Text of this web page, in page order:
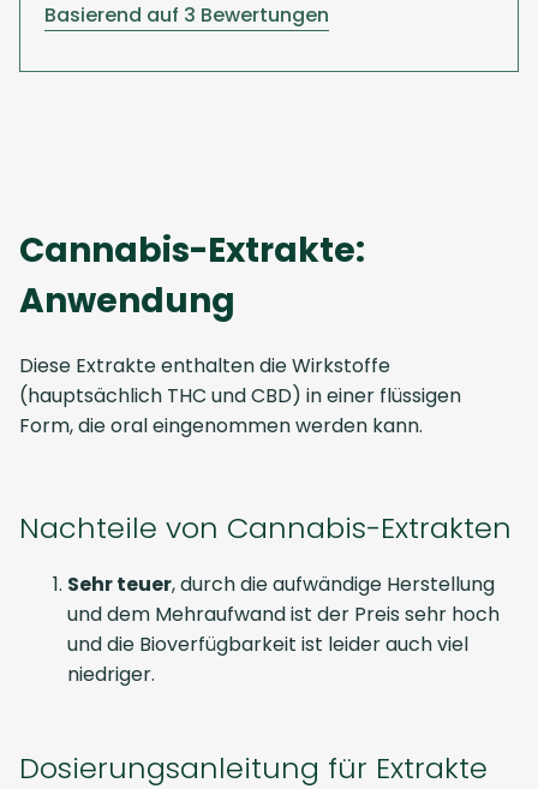
Basierend auf 3 Bewertungen
Cannabis-Extrakte:
Anwendung
Diese Extrakte enthalten die Wirkstoffe
(hauptsächlich THC und CBD) in einer flüssigen
Form, die oral eingenommen werden kann.
Nachteile von Cannabis-Extrakten
Sehr teuer, durch die aufwändige Herstellung
und dem Mehraufwand ist der Preis sehr hoch
und die Bioverfügbarkeit ist leider auch viel
niedriger.
Dosierungsanleitung für Extrakte